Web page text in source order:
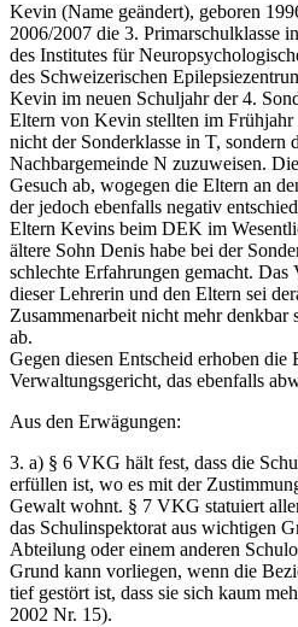
Kevin (Name geändert), geboren
2006/2007 die 3. Primarschulklasse
des Institutes für
des Schweizerischen
Kevin im neuen Schuljahr der 4.
Eltern von Kevin stellten im
nicht der Sonderklasse in T, sondern
Nachbargemeinde N zuzuweisen.
Gesuch ab, wogegen die Eltern an
der jedoch ebenfalls negativ
Eltern Kevins beim DEK im
ältere Sohn Denis habe bei der
schlechte Erfahrungen gemacht. Das
dieser Lehrerin und den Eltern sei
Zusammenarbeit nicht mehr
ab.
Gegen diesen Entscheid erhoben die
Verwaltungs­gericht, das ebenfalls
Aus den Erwägungen:
3. a) § 6 VKG hält fest, dass die
erfüllen ist, wo es mit der
Gewalt wohnt. § 7 VKG statuiert
das Schulinspektorat aus wichtigen
Abteilung oder einem anderen
Grund kann vorliegen, wenn die
tief gestört ist, dass sie sich kaum
2002 Nr. 15).